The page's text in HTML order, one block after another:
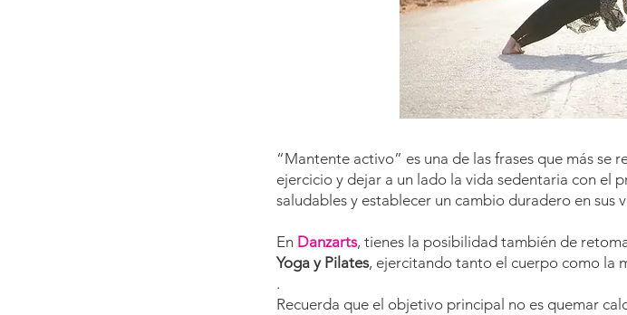
“Mantente activo” es una de las frases que más se
ejercicio y dejar a un lado la vida sedentaria con el
saludables y establecer un cambio duradero en sus
En Danzarts, tienes la posibilidad también de
Yoga y Pilates, ejercitando tanto el cuerpo como la
.
Recuerda que el objetivo principal no es quemar